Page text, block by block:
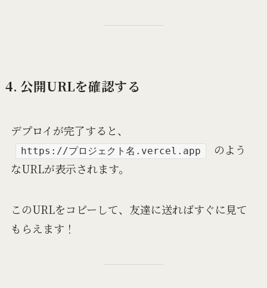
4. 公開URLを確認する
デプロイが完了すると、
https://プロジェクト名.vercel.app
のよう
なURLが表示されます。
このURLをコピーして、友達に送ればすぐに見て
もらえます！